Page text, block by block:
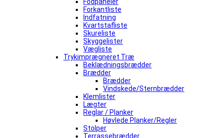
Forkantliste
Indfatning
Kvartstafliste
Skureliste
Skyggelister
Vægliste
Trykimprægneret Træ
Beklædningsbrædder
Brædder
Brædder
Vindskede/Sternbrædder
Klemlister
Lægter
Reglar / Planker
Høvlede Planker/Regler
Stolper
Terrassebrædder